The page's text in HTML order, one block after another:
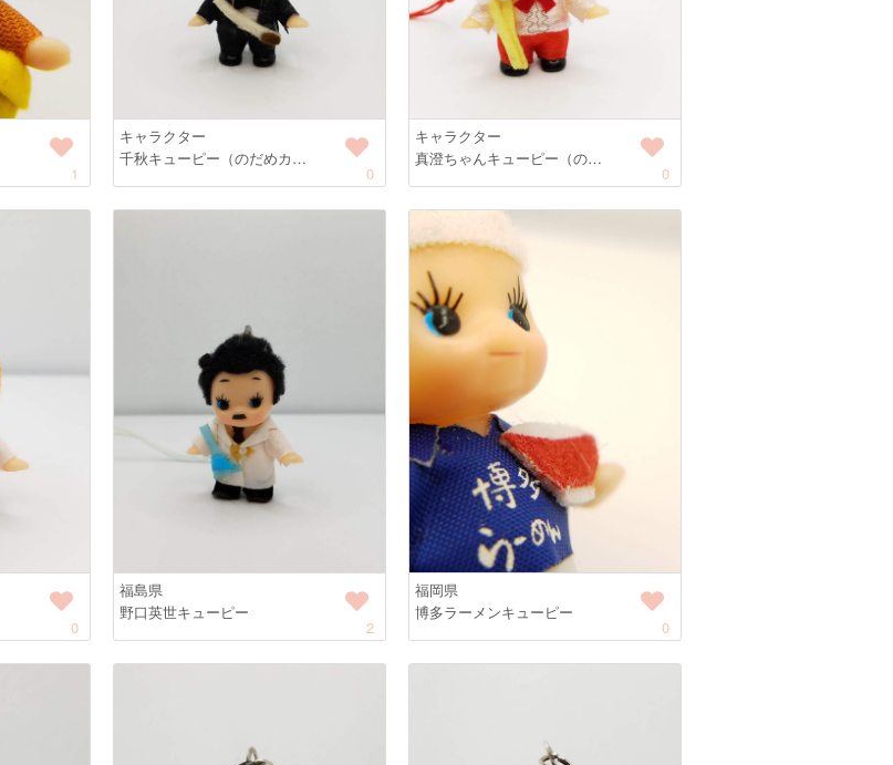
1
キャラクター
千秋キューピー（のだめカ…
0
キャラクター
真澄ちゃんキューピー（の…
0
0
福島県
野口英世キューピー
2
福岡県
博多ラーメンキューピー
0